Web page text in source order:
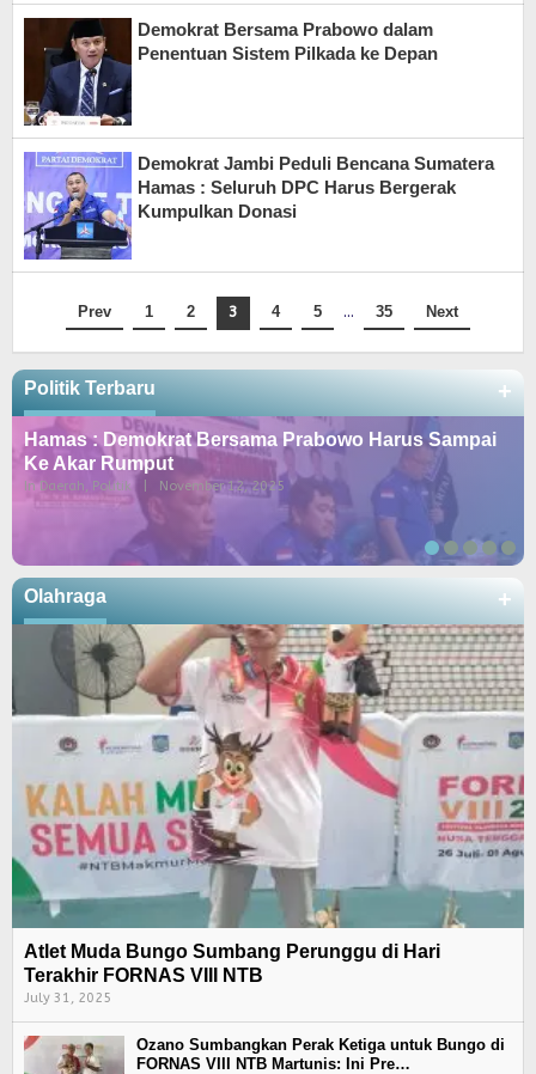
Demokrat Bersama Prabowo dalam
Penentuan Sistem Pilkada ke Depan
Demokrat Jambi Peduli Bencana Sumatera
Hamas : Seluruh DPC Harus Bergerak
Kumpulkan Donasi
Prev 1 2 3 4 5 … 35 Next
Politik Terbaru +
Hamas : Demokrat Bersama Prabowo Harus Sampai
Ke Akar Rumput
In Daerah, Politik November 12, 2025
Olahraga +
Atlet Muda Bungo Sumbang Perunggu di Hari
Terakhir FORNAS VIII NTB
July 31, 2025
Ozano Sumbangkan Perak Ketiga untuk Bungo di
FORNAS VIII NTB Martunis: Ini Pre…